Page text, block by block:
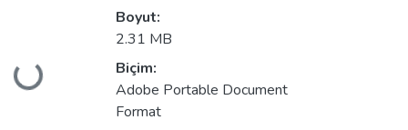
Yükleniyor...
Boyut:
2.31 MB
Biçim:
Adobe Portable Document
Format